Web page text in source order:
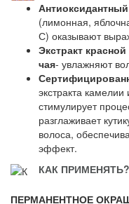
(лимонная,
С) оказывают
Экстракт
чая- увлажняют
экстракта камелии
стимулирует
разглаживает
волоса,
эффект.
КАК ПРИМЕНЯТЬ?
ПЕРМАНЕНТНОЕ